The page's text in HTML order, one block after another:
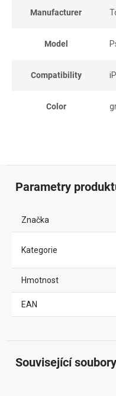
Manufacturer
Model
Compatibility
Color
Parametry
Značka
Kategorie
Hmotnost
EAN
Související